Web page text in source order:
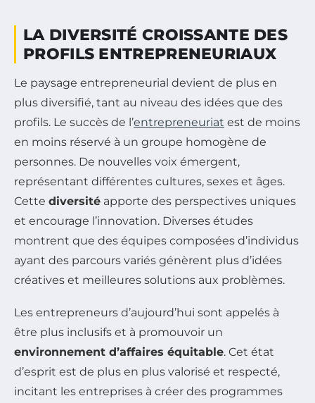
LA DIVERSITÉ CROISSANTE DES
PROFILS ENTREPRENEURIAUX
Le paysage entrepreneurial devient de plus en
plus diversifié, tant au niveau des idées que des
profils. Le succès de l’entrepreneuriat est de moins
en moins réservé à un groupe homogène de
personnes. De nouvelles voix émergent,
représentant différentes cultures, sexes et âges.
Cette diversité apporte des perspectives uniques
et encourage l’innovation. Diverses études
montrent que des équipes composées d’individus
ayant des parcours variés génèrent plus d’idées
créatives et meilleures solutions aux problèmes.
Les entrepreneurs d’aujourd’hui sont appelés à
être plus inclusifs et à promouvoir un
environnement d’affaires équitable. Cet état
d’esprit est de plus en plus valorisé et respecté,
incitant les entreprises à créer des programmes